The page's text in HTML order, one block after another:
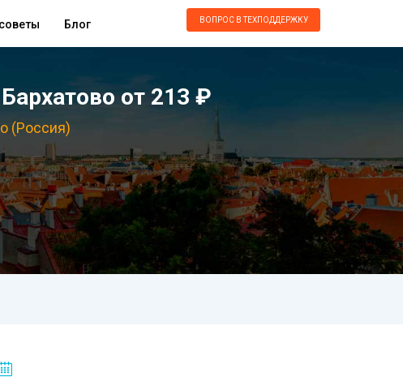
Блог ВОПРОС В ТЕХПОДДЕРЖКУ
от 213 ₽
(Россия)